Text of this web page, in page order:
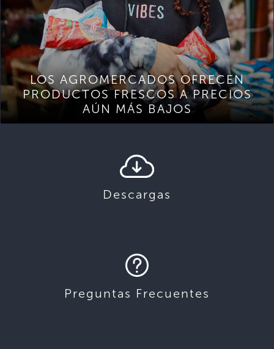
LOS AGROMERCADOS OFRECEN
PRODUCTOS FRESCOS A PRECIOS
AÚN MÁS BAJOS
Descargas
Preguntas Frecuentes